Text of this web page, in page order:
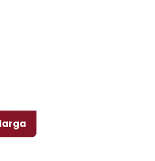
‎Nasirun Maestro Lukis